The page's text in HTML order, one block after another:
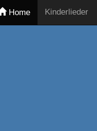
Home Kinderlieder